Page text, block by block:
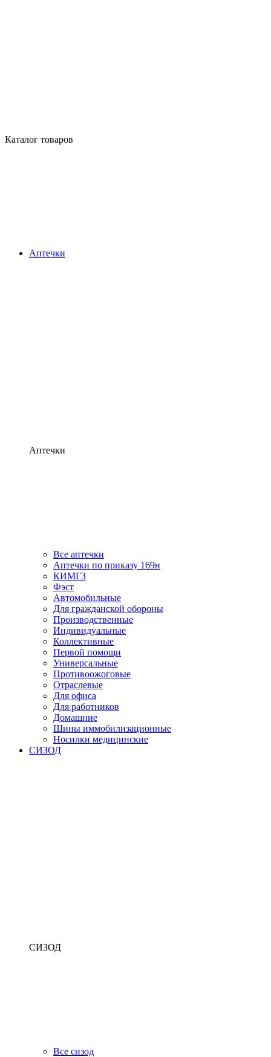
Каталог товаров
Аптечки
Аптечки
Все аптечки
Аптечки по приказу 169н
КИМГЗ
Фэст
Автомобильные
Для гражданской обороны
Производственные
Индивидуальные
Коллективные
Первой помощи
Универсальные
Противоожоговые
Отраслевые
Для офиса
Для работников
Домашние
Шины иммобилизационные
Носилки медицинские
СИЗОД
СИЗОД
Все сизод